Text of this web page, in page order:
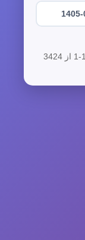
3424